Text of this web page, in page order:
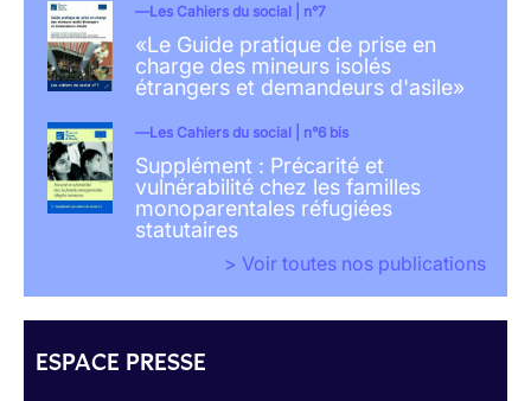
Les Cahiers du social | n°7
«Le Guide pratique de prise en
charge des mineurs isolés
étrangers et demandeurs d'asile»
Les Cahiers du social | n°6 bis
Supplément : Précarité et
vulnérabilité chez les familles
monoparentales réfugiées
statutaires
> Voir toutes nos publications
ESPACE PRESSE